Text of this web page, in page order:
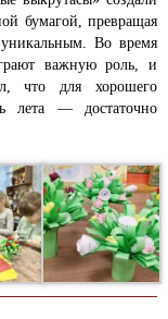
бумагой, превращая
Во время
важную роль, и
что для хорошего
лета — достаточно